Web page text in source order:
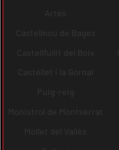
Artés
Castellnou de Bages
Castellfullit del Boix
Castellet i la Gornal
Puig-reig
Monistrol de Montserrat
Mollet del Vallès